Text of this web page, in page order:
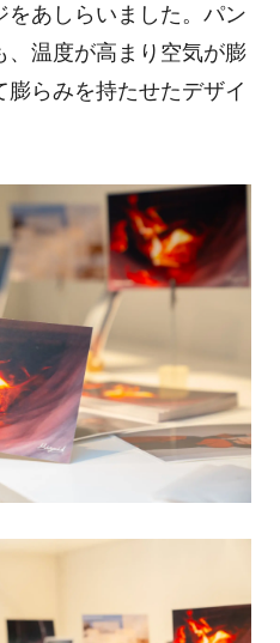
あしらいました。 パン
、温度が高まり空気が膨
膨らみを持たせたデザイ